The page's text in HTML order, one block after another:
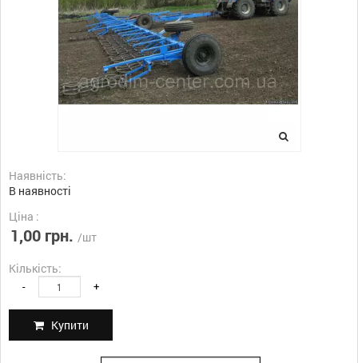
Наявність:
В наявності
Ціна :
1,00 грн. /шт
Кількість:
- +
Купити